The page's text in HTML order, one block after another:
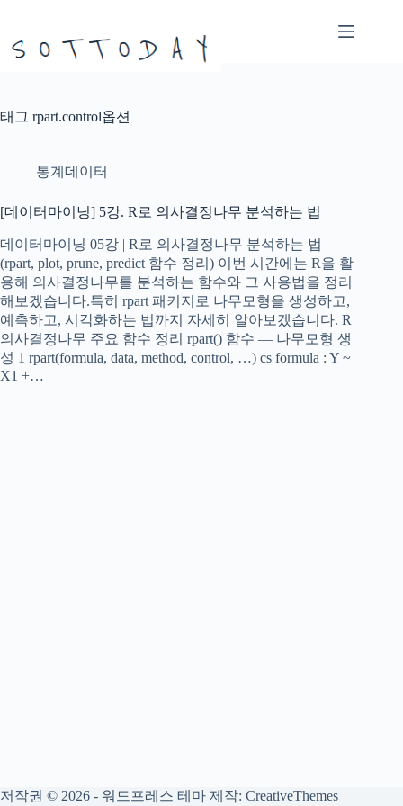
으
뛰
태그 rpart.control옵션
통계데이터
[데이터마이닝] 5강. R로 의사결정나무 분석하는 법
데이터마이닝 05강 | R로 의사결정나무 분석하는 법
(rpart, plot, prune, predict 함수 정리) 이번 시간에는 R을 활
용해 의사결정나무를 분석하는 함수와 그 사용법을 정리
해보겠습니다.특히 rpart 패키지로 나무모형을 생성하고,
예측하고, 시각화하는 법까지 자세히 알아보겠습니다. R
의사결정나무 주요 함수 정리 rpart() 함수 — 나무모형 생
성 1 rpart(formula, data, method, control, …) cs formula : Y ~
X1 +…
저작권 © 2026 - 워드프레스 테마 제작: CreativeThemes